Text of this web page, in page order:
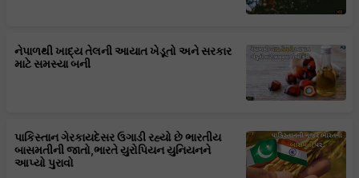
નેપાળથી ખાદ્ય તેલની આયાત ખેડૂતો અને સરકાર
માટે સમસ્યા બની
પાકિસ્તાન ગેરકાયદેસર ઉગાડી રહ્યો છે ભારતીય
બાસમતીની જાતો,ભારતે યુરોપિયન યુનિયનને
આપ્યો પુરાવો